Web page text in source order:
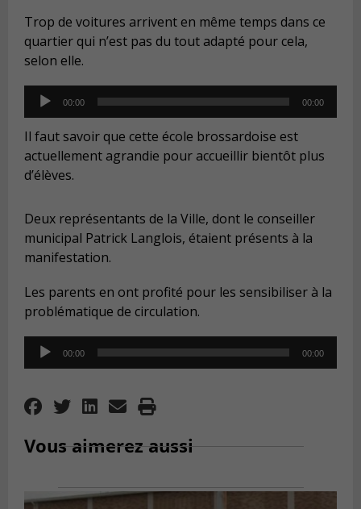
Trop de voitures arrivent en même temps dans ce
quartier qui n’est pas du tout adapté pour cela,
selon elle.
Audio
Player
00:00 00:00
Il faut savoir que cette école brossardoise est
actuellement agrandie pour accueillir bientôt plus
d’élèves.
Deux représentants de la Ville, dont le conseiller
municipal Patrick Langlois, étaient présents à la
manifestation.
Les parents en ont profité pour les sensibiliser à la
problématique de circulation.
Audio
Player
00:00 00:00
Vous aimerez aussi